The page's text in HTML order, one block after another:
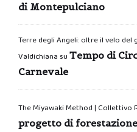
di Montepulciano
Terre degli Angeli: oltre il velo del
Valdichiana su Tempo di
Carnevale
The Miyawaki Method | Collettivo
progetto di